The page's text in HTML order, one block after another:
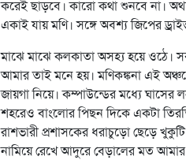
করেই ছাড়বে। কারো কথা শুনবে না।
একাই যায় মণি। সঙ্গে অবশ্য জিপের
মাঝে মাঝে কলকাতা অসহ্য হয়ে ওঠে।
আমার তাই মনে হয়। মণিকঙ্কনা এই
জায়গা নিয়ে। কম্পাউন্ডের মধ্যে ঘাসের
শহরেও বাংলোর পিছন দিকে একটা
রাশভারী প্রশাসকের ধরাচুড়ো ছেড়ে
নামিয়ে রেখে আদুরে বেড়ালের মত